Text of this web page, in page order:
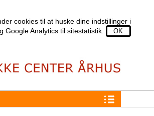
cookies til at huske dine indstillinger i
Google Analytics til sitestatistik.